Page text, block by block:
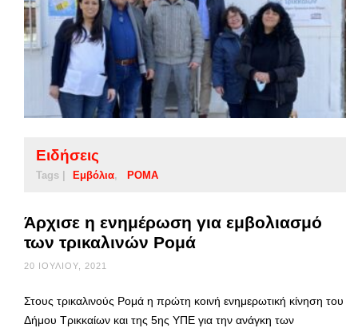
Ειδήσεις
Tags | Εμβόλια ΡΟΜΑ
Άρχισε η ενημέρωση για εμβολιασμό
των τρικαλινών Ρομά
20 ΙΟΥΛΊΟΥ, 2021
Στους τρικαλινούς Ρομά η πρώτη κοινή ενημερωτική κίνηση του
Δήμου Τρικκαίων και της 5ης ΥΠΕ για την ανάγκη των